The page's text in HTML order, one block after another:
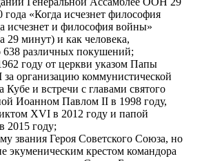
года «Когда исчезнет философия
исчезнет и философия войны»
29 минут) и как человека,
различных покушений;
году от церкви указом Папы
организацию коммунистической
и встречи с главами святого
Иоанном Павлом II в 1998 году,
XVI в 2012 году и папой
2015 году;
звания Героя Советского Союза, но
экуменическим крестом командора